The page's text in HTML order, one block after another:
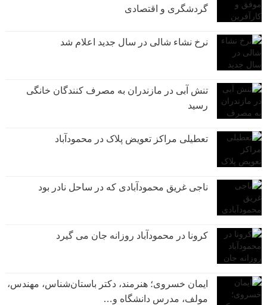
گردشگری و اقتصادی
نرخ نشاء شالی در سال جدید اعلام شد
تنش آبی در مازندران به مصرف كنندگان خانگی
رسيد
تعطیلی مراکز تعویض پلاک در محمودآباد
ناجی غریق محمودآبادی که در ساحل نادر بود
کرونا در محمودآباد روزانه جان می گیرد
ایمان خسروی؛ هنرمند، دکتر باستان‌شناس، مهندس،
مولف، مدرس دانشگاه و…